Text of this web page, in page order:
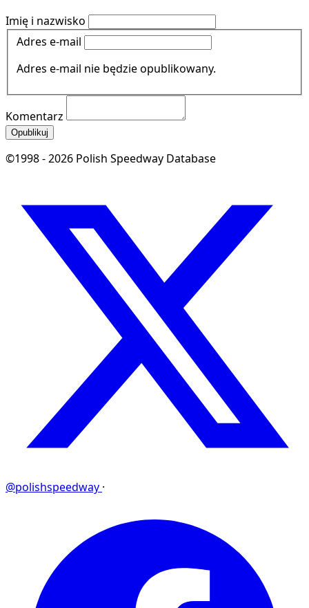
Imię i nazwisko
Adres e-mail
Adres e-mail nie będzie opublikowany.
Komentarz
Opublikuj
©1998 - 2026 Polish Speedway Database
@polishspeedway ·